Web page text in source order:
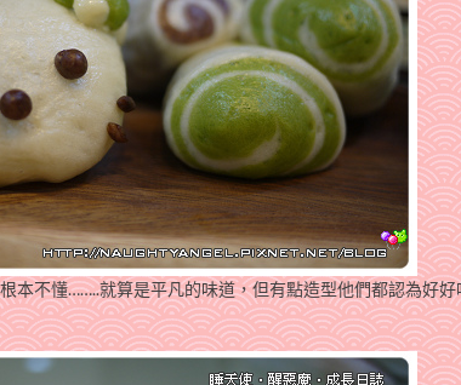
本不懂……..就算是平凡的味道，但有點造型他們都認為好好